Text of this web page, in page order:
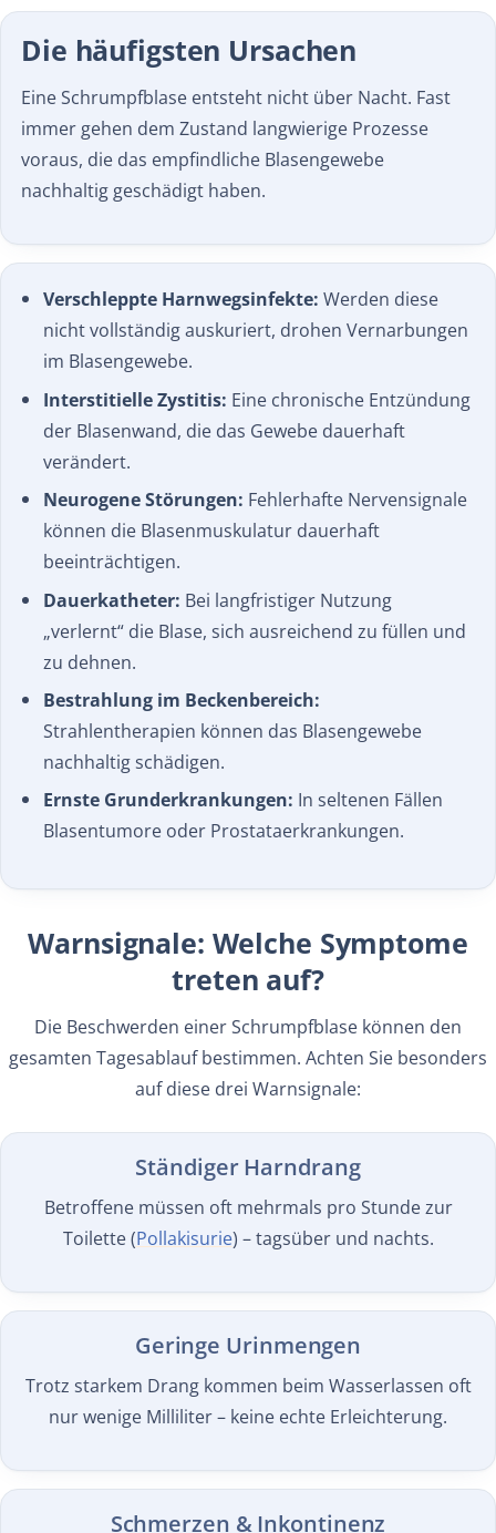
Die häufigsten Ursachen
Eine Schrumpfblase entsteht nicht über Nacht. Fast
immer gehen dem Zustand langwierige Prozesse
voraus, die das empfindliche Blasengewebe
nachhaltig geschädigt haben.
Verschleppte Harnwegsinfekte: Werden diese
nicht vollständig auskuriert, drohen Vernarbungen
im Blasengewebe.
Interstitielle Zystitis: Eine chronische Entzündung
der Blasenwand, die das Gewebe dauerhaft
verändert.
Neurogene Störungen: Fehlerhafte Nervensignale
können die Blasenmuskulatur dauerhaft
beeinträchtigen.
Dauerkatheter: Bei langfristiger Nutzung
„verlernt“ die Blase, sich ausreichend zu füllen und
zu dehnen.
Bestrahlung im Beckenbereich:
Strahlentherapien können das Blasengewebe
nachhaltig schädigen.
Ernste Grunderkrankungen: In seltenen Fällen
Blasentumore oder Prostataerkrankungen.
Warnsignale: Welche Symptome
treten auf?
Die Beschwerden einer Schrumpfblase können den
gesamten Tagesablauf bestimmen. Achten Sie besonders
auf diese drei Warnsignale:
Ständiger Harndrang
Betroffene müssen oft mehrmals pro Stunde zur
Toilette (Pollakisurie) – tagsüber und nachts.
Geringe Urinmengen
Trotz starkem Drang kommen beim Wasserlassen oft
nur wenige Milliliter – keine echte Erleichterung.
Schmerzen & Inkontinenz